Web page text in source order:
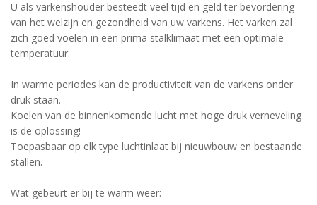
U als varkenshouder besteedt veel tijd en geld ter bevordering
van het welzijn en gezondheid van uw varkens. Het varken zal
zich goed voelen in een prima stalklimaat met een optimale
temperatuur.
In warme periodes kan de productiviteit van de varkens onder
druk staan.
Koelen van de binnenkomende lucht met hoge druk verneveling
is de oplossing!
Toepasbaar op elk type luchtinlaat bij nieuwbouw en bestaande
stallen.
Wat gebeurt er bij te warm weer: